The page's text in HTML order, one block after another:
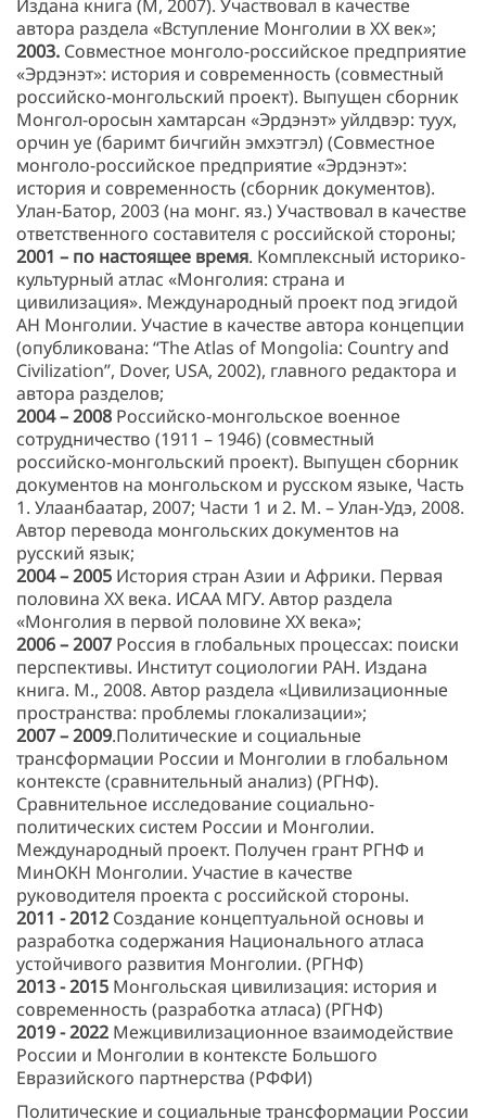
Издана книга (М, 2007). Участвовал в качестве
автора раздела «Вступление Монголии в ХХ век»;
2003. Совместное монголо-российское предприятие
«Эрдэнэт»: история и современность (совместный
российско-монгольский проект). Выпущен сборник
Монгол-оросын хамтарсан «Эрдэнэт» уйлдвэр: туух,
орчин уе (баримт бичгийн эмхэтгэл) (Совместное
монголо-российское предприятие «Эрдэнэт»:
история и современность (сборник документов).
Улан-Батор, 2003 (на монг. яз.) Участвовал в качестве
ответственного составителя с российской стороны;
2001 – по настоящее время. Комплексный историко-
культурный атлас «Монголия: страна и
цивилизация». Международный проект под эгидой
АН Монголии. Участие в качестве автора концепции
(опубликована: “The Atlas of Mongolia: Country and
Civilization”, Dover, USA, 2002), главного редактора и
автора разделов;
2004 – 2008 Российско-монгольское военное
сотрудничество (1911 – 1946) (совместный
российско-монгольский проект). Выпущен сборник
документов на монгольском и русском языке, Часть
1. Улаанбаатар, 2007; Части 1 и 2. М. – Улан-Удэ, 2008.
Автор перевода монгольских документов на
русский язык;
2004 – 2005 История стран Азии и Африки. Первая
половина ХХ века. ИСАА МГУ. Автор раздела
«Монголия в первой половине ХХ века»;
2006 – 2007 Россия в глобальных процессах: поиски
перспективы. Институт социологии РАН. Издана
книга. М., 2008. Автор раздела «Цивилизационные
пространства: проблемы глокализации»;
2007 – 2009.Политические и социальные
трансформации России и Монголии в глобальном
контексте (сравнительный анализ) (РГНФ).
Сравнительное исследование социально-
политических систем России и Монголии.
Международный проект. Получен грант РГНФ и
МинОКН Монголии. Участие в качестве
руководителя проекта с российской стороны.
2011 - 2012 Создание концептуальной основы и
разработка содержания Национального атласа
устойчивого развития Монголии. (РГНФ)
2013 - 2015 Монгольская цивилизация: история и
современность (разработка атласа) (РГНФ)
2019 - 2022 Межцивилизационное взаимодействие
России и Монголии в контексте Большого
Евразийского партнерства (РФФИ)
Политические и социальные трансформации России